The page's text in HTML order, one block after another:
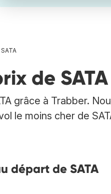
SATA
de SATA
grâce à Trabber.
le moins cher de
départ de SATA